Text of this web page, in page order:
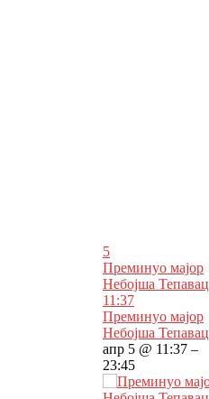
5
Преминуо мајор
Небојша Тепавац
11:37
Преминуо мајор
Небојша Тепавац
апр 5 @ 11:37 –
23:45